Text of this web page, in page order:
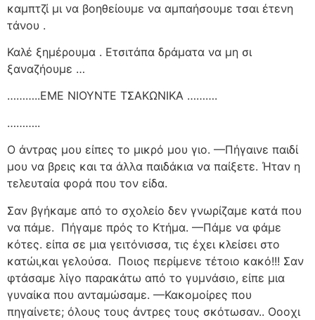
καμπτζί μι να βοηθείουμε να αμπαήσουμε τσαι έτενη
τάνου .
Καλέ ξημέρουμα . Ετσιτάπα δράματα να μη σι
ξαναζήουμε …
………..ΕΜΕ ΝΙΟΥΝΤΕ ΤΣΑΚΩΝΙΚΑ ……….
………..
Ο άντρας μου είπες το μικρό μου γιο. —Πήγαινε παιδί
μου να βρεις και τα άλλα παιδάκια να παίξετε. Ήταν η
τελευταία φορά που τον είδα.
Σαν βγήκαμε από το σχολείο δεν γνωρίζαμε κατά που
να πάμε. Πήγαμε πρός το Κτήμα. —Πάμε να φάμε
κότες. είπα σε μια γειτόνισσα, τις έχει κλείσει στο
κατώι,και γελούσα. Ποιος περίμενε τέτοιο κακό!!! Σαν
φτάσαμε λίγο παρακάτω από το γυμνάσιο, είπε μια
γυναίκα που ανταμώσαμε. —Κακομοίρες που
πηγαίνετε; όλους τους άντρες τους σκότωσαν.. Οοοχι